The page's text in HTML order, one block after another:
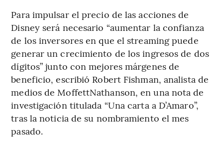
Para impulsar el precio de las acciones de
Disney será necesario “aumentar la confianza
de los inversores en que el streaming puede
generar un crecimiento de los ingresos de dos
dígitos” junto con mejores márgenes de
beneficio, escribió Robert Fishman, analista de
medios de MoffettNathanson, en una nota de
investigación titulada “Una carta a D’Amaro”,
tras la noticia de su nombramiento el mes
pasado.